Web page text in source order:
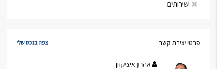
שירותים
פרטי יצירת קשר צפה בנכס שלי
אהרון איציקזון